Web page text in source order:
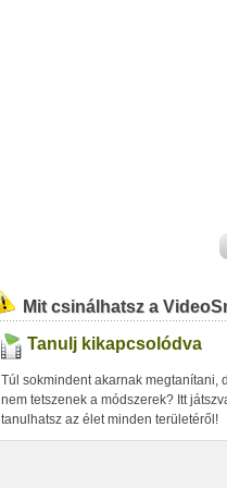
Mit csinálhatsz a
Tanulj kikapcsolódva
Túl sokmindent akarnak megtanítani,
nem tetszenek a módszerek? Itt
tanulhatsz az élet minden területéről!